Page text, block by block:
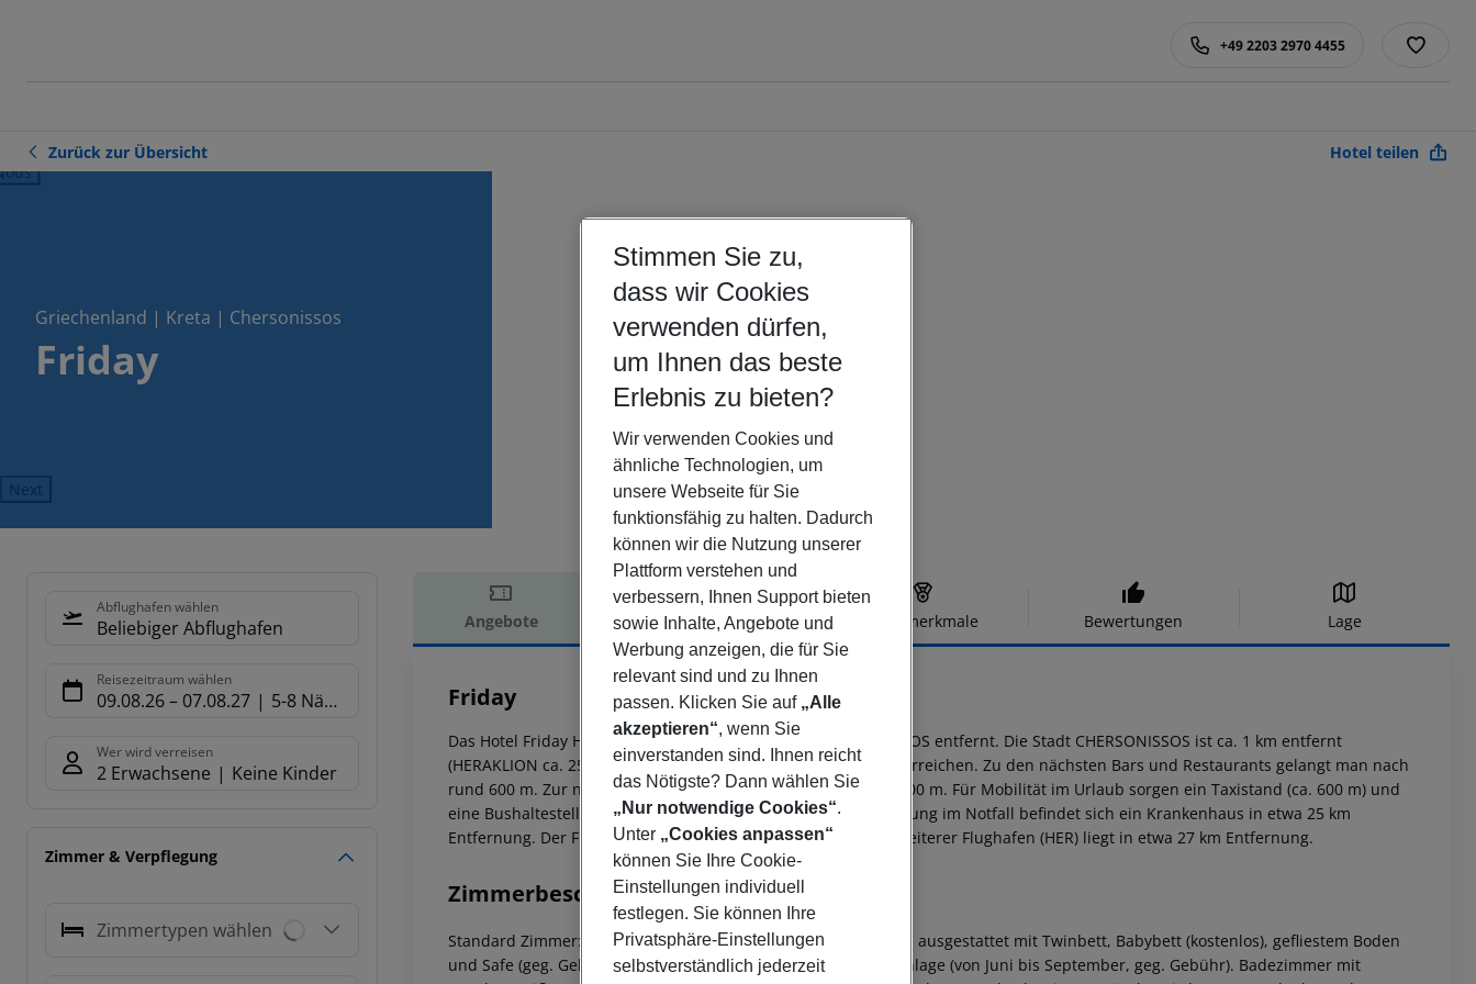
+49 2203 2970 4455
Zurück zur Übersicht Hotel teilen
Griechenland | Kreta | Chersonissos
Friday
Next
Abflughafen wählen
Beliebiger Abflughafen
Reisezeitraum wählen
09.08.26– 07.08.27 5-8 Nächte
Wer wird verreisen
2 Erwachsene Keine Kinder
Zimmer & Verpflegung
Zimmertypen wählen
Angebote Hotelbeschreibung Hotelmerkmale Bewertungen Lage
Hotelbeschreibung
Friday
Das Hotel Friday Hotel liegt ca. 600 m vom Strand CHERSONISSOS entfernt. Die Stadt CHERSONISSOS ist ca. 1 km entfernt
(HERAKLION ca. 25 km). Ein Supermarkt ist nach ca. 500 m zu erreichen. Zu den nächsten Bars und Restaurants gelangt man nach
rund 600 m. Zur nächsten Diskothek gelangt man nach rund 500 m. Für Mobilität im Urlaub sorgen ein Taxistand (ca. 600 m) und
eine Bushaltestelle (ca. 500 m entfernt). Zur ärztlichen Versorgung im Notfall befindet sich ein Krankenhaus in etwa 25 km
Entfernung. Der Flughafen (CHQ) ist ca. 170 km entfernt. Ein weiterer Flughafen (HER) liegt in etwa 27 km Entfernung.
Zimmerbeschreibung
Standard Zimmer: Die komfortabel eingerichteten Zimmer sind ausgestattet mit Twinbett, Babybett (kostenlos), gefliestem Boden
und Safe (geg. Gebühr) sowie individuell regulierbarer Klimaanlage (von Juni bis September, geg. Gebühr). Badezimmer mit
Stimmen Sie zu,
dass wir Cookies
verwenden dürfen,
um Ihnen das beste
Erlebnis zu bieten?
Wir verwenden Cookies und
ähnliche Technologien, um
unsere Webseite für Sie
funktionsfähig zu halten. Dadurch
können wir die Nutzung unserer
Plattform verstehen und
verbessern, Ihnen Support bieten
sowie Inhalte, Angebote und
Werbung anzeigen, die für Sie
relevant sind und zu Ihnen
passen. Klicken Sie auf „Alle
akzeptieren“, wenn Sie
einverstanden sind. Ihnen reicht
das Nötigste? Dann wählen Sie
„Nur notwendige Cookies“.
Unter „Cookies anpassen“
können Sie Ihre Cookie-
Einstellungen individuell
festlegen. Sie können Ihre
Privatsphäre-Einstellungen
selbstverständlich jederzeit